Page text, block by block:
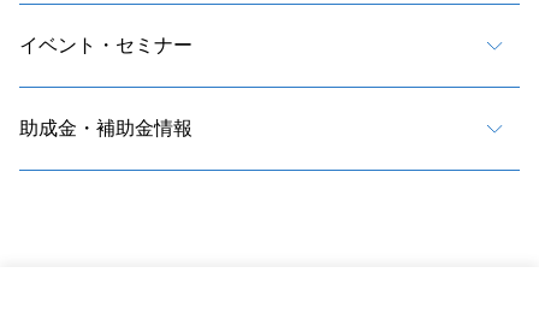
イベント・セミナー
助成金・補助金情報